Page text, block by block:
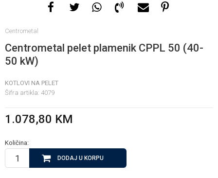
Centrometal
Centrometal pelet plamenik CPPL 50 (40-
50 kW)
KOTLOVI NA PELET
Šifra artikla: 4079
1.078,80 KM
Količina:
DODAJ U KORPU
nedelje